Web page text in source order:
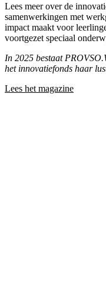
Lees meer over de
samenwerkingen met
impact maakt voor
voortgezet speciaal
In 2025 bestaat
het innovatiefonds haar
Lees het magazine